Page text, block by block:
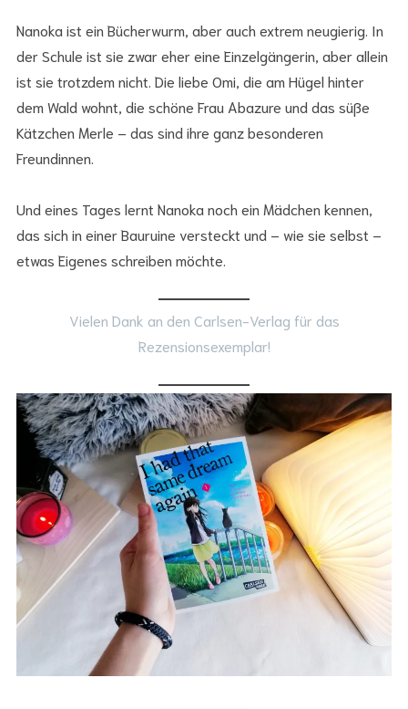
Nanoka ist ein Bücherwurm, aber auch extrem neugierig. In
der Schule ist sie zwar eher eine Einzelgängerin, aber allein
ist sie trotzdem nicht. Die liebe Omi, die am Hügel hinter
dem Wald wohnt, die schöne Frau Abazure und das süße
Kätzchen Merle – das sind ihre ganz besonderen
Freundinnen.
Und eines Tages lernt Nanoka noch ein Mädchen kennen,
das sich in einer Bauruine versteckt und – wie sie selbst –
etwas Eigenes schreiben möchte.
Vielen Dank an den Carlsen-Verlag für das
Rezensionsexemplar!